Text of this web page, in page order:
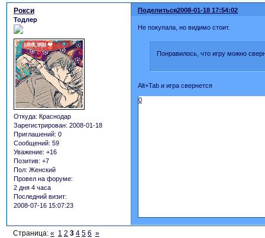
Поделиться2008-01-18 17:54:02
Рокси
Тодлер
Откуда: Краснодар
Зарегистрирован: 2008-01-18
Приглашений: 0
Сообщений: 59
Уважение: +16
Позитив: +7
Пол: Женский
Провел на форуме:
2 дня 4 часа
Последний визит:
2008-07-16 15:07:23
Не покупала, но видимо стоит.
Понравилось, что игру можно
Alt+Tab и игра свернется
0
Страница:« 1 2 3 4 5 6 »